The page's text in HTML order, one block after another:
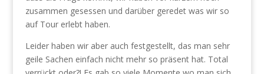
zusammen gesessen und darüber geredet was wir so
auf Tour erlebt haben.
Leider haben wir aber auch festgestellt, das man sehr
geile Sachen einfach nicht mehr so präsent hat. Total